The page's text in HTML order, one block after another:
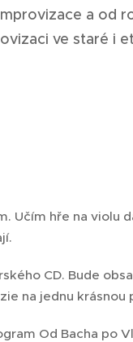
a od
ve staré i
Učím hře na
CD. Bude
na jednu krásnou
Od Bacha po